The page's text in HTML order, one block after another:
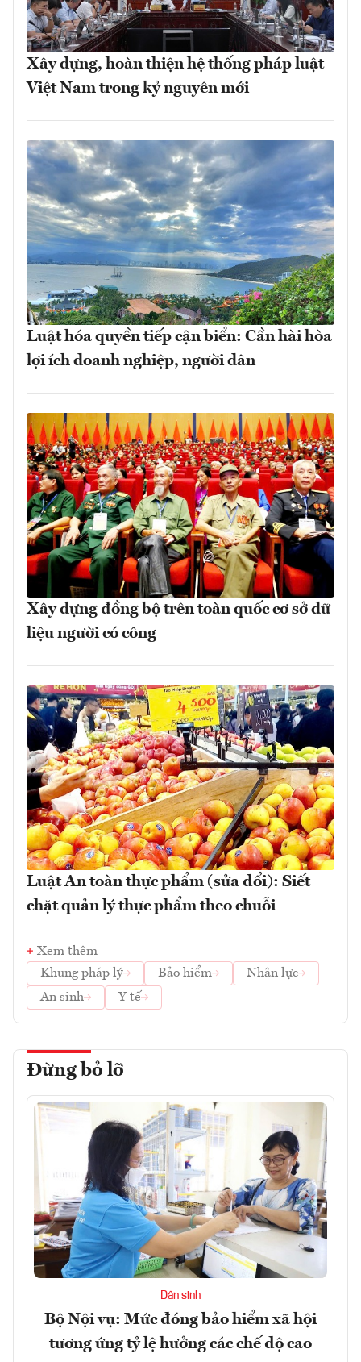
Xây dựng, hoàn thiện hệ thống pháp luật
Việt Nam trong kỷ nguyên mới
Luật hóa quyền tiếp cận biển: Cần hài hòa
lợi ích doanh nghiệp, người dân
Xây dựng đồng bộ trên toàn quốc cơ sở dữ
liệu người có công
Luật An toàn thực phẩm (sửa đổi): Siết
chặt quản lý thực phẩm theo chuỗi
Xem thêm
Khung pháp lý
Bảo hiểm
Nhân lực
An sinh
Y tế
Đừng bỏ lỡ
Dân sinh
Bộ Nội vụ: Mức đóng bảo hiểm xã hội
tương ứng tỷ lệ hưởng các chế độ cao